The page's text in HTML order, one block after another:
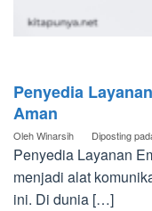
Penyedia
Aman
OlehWinarsih Diposting
Penyedia Layanan
menjadi alat
ini. Di dunia […]